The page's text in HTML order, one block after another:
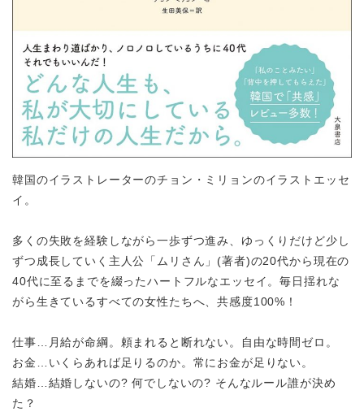
韓国のイラストレーターのチョン・ミリョンのイラストエッセ
イ。
多くの失敗を経験しながら一歩ずつ進み、ゆっくりだけど少し
ずつ成長していく主人公「ムリさん」(著者)の20代から現在の
40代に至るまでを綴ったハートフルなエッセイ。毎日揺れな
がら生きているすべての女性たちへ、共感度100%！
仕事…月給が命綱。頼まれると断れない。自由な時間ゼロ。
お金…いくらあれば足りるのか。常にお金が足りない。
結婚…結婚しないの? 何でしないの? そんなルール誰が決め
た？